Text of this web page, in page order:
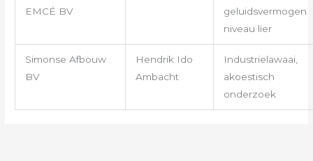
EMCÉ BV
geluidsvermogen
niveau lier
Simonse Afbouw
BV
Hendrik Ido
Ambacht
Industrielawaai,
akoestisch
onderzoek